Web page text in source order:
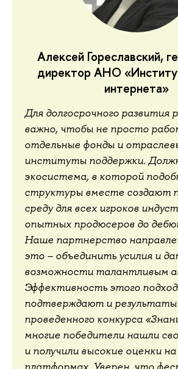
Алексей Гореславский,
директор АНО
интернета»
Для долгосрочного развития
важно, чтобы не просто
отдельные фонды и
институты поддержки.
экосистема, в которой
структуры вместе создают
среду для всех игроков
опытных продюсеров до
Наше партнерство
это – объединить усилия и
возможности талантливым
Эффективность этого
подтверждают и
проведенного конкурса
многие победители нашли
и получили высокие оценки
платформах. Уверен, что